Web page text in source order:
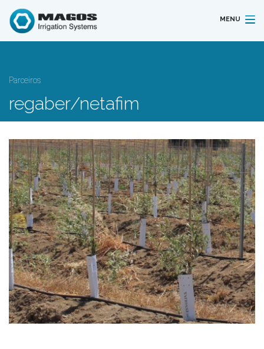
MENU
Parceiros
regaber/netafim